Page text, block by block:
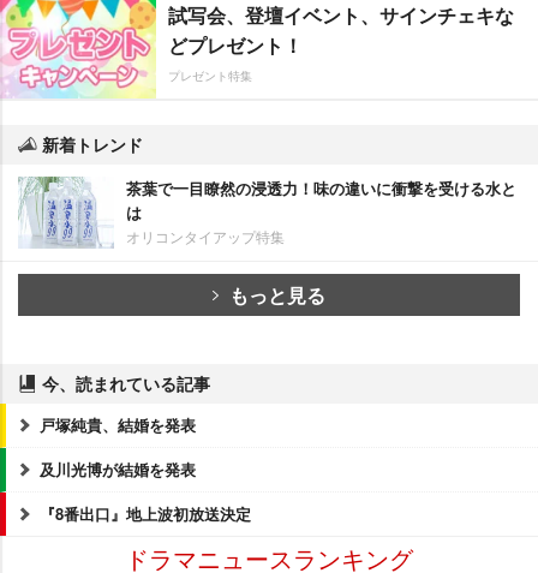
試写会、登壇イベント、サインチェキな
どプレゼント！
プレゼント特集
新着トレンド
茶葉で一目瞭然の浸透力！味の違いに衝撃を受ける水と
は
オリコンタイアップ特集
もっと見る
今、読まれている記事
戸塚純貴、結婚を発表
及川光博が結婚を発表
『8番出口』地上波初放送決定
ドラマニュースランキング